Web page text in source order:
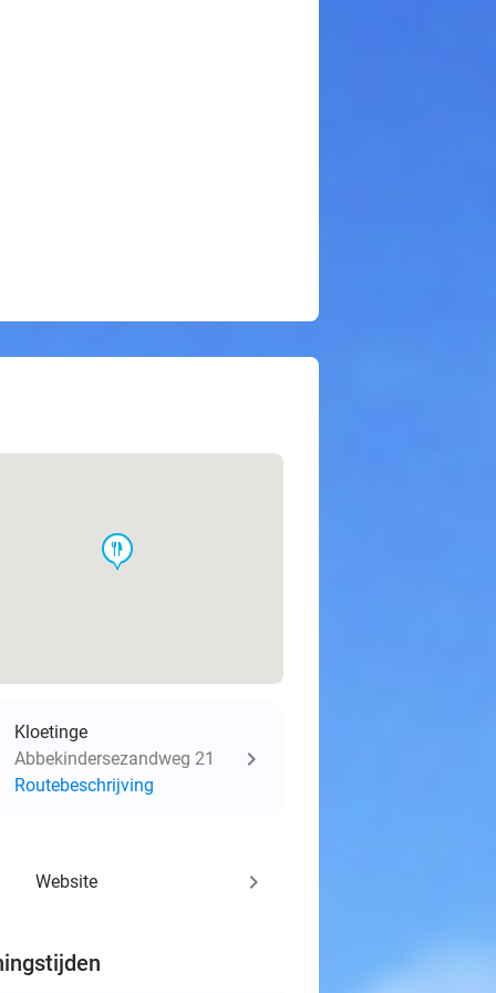
food
Kloetinge
Abbekindersezandweg 21
Routebeschrijving
Website keyboard_arrow_right